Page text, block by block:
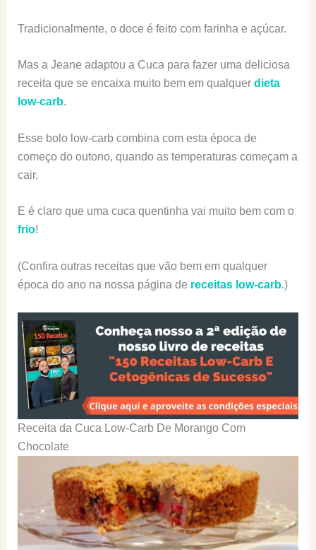
Tradicionalmente, o doce é feito com farinha e açúcar.
Mas a Jeane adaptou a Cuca para fazer uma deliciosa
receita que se encaixa muito bem em qualquer dieta
low-carb.
Esse bolo low-carb combina com esta época de
começo do outono, quando as temperaturas começam a
cair.
E é claro que uma cuca quentinha vai muito bem com o
frio!
(Confira outras receitas que vão bem em qualquer
época do ano na nossa página de receitas low-carb.)
Receita da Cuca Low-Carb De Morango Com
Chocolate